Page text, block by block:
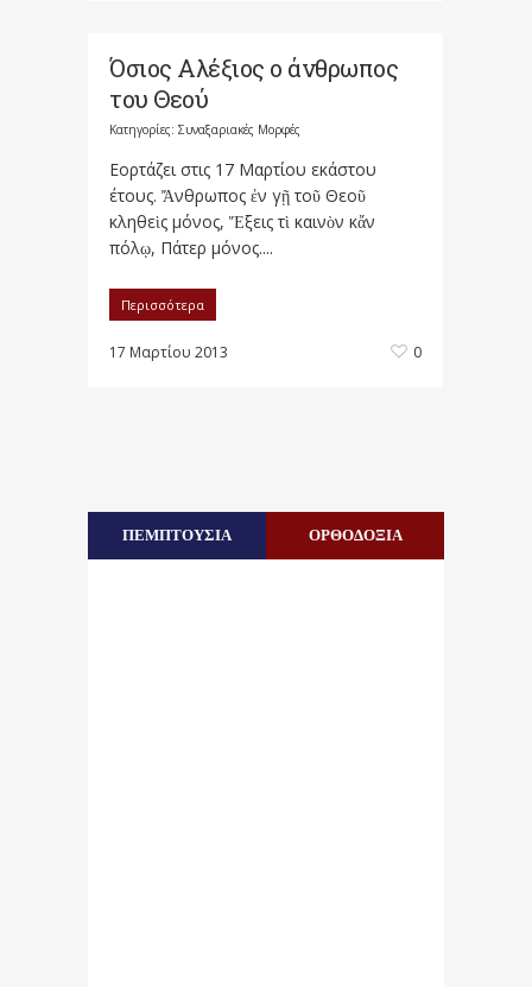
Όσιος Αλέξιος ο άνθρωπος
του Θεού
Κατηγορίες: Συναξαριακές Μορφές
Εορτάζει στις 17 Μαρτίου εκάστου
έτους. Ἄνθρωπος ἐν γῇ τοῦ Θεοῦ
κληθεὶς μόνος, Ἕξεις τὶ καινὸν κἄν
πόλῳ, Πάτερ μόνος....
Περισσότερα
17 Μαρτίου 2013 0
ΠΕΜΠΤΟΥΣΙΑ ΟΡΘΟΔΟΞΙΑ